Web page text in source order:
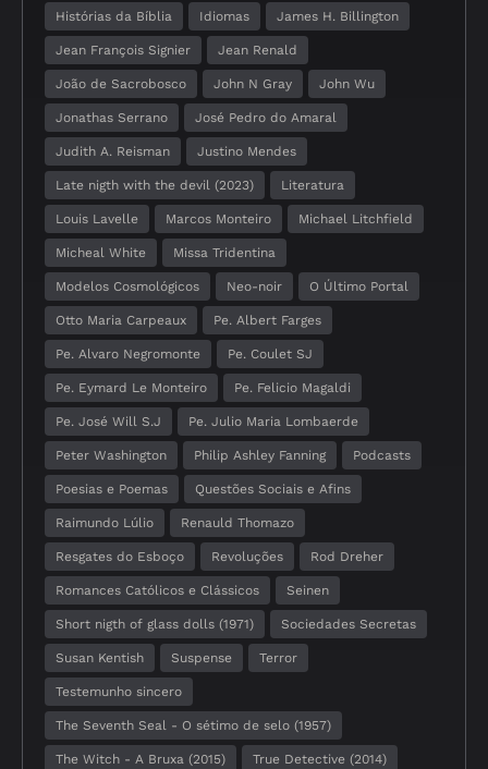
Histórias da Bíblia Idiomas James H. Billington
Jean François Signier Jean Renald
João de Sacrobosco John N Gray John Wu
Jonathas Serrano José Pedro do Amaral
Judith A. Reisman Justino Mendes
Late nigth with the devil (2023) Literatura
Louis Lavelle Marcos Monteiro Michael Litchfield
Micheal White Missa Tridentina
Modelos Cosmológicos Neo-noir O Último Portal
Otto Maria Carpeaux Pe. Albert Farges
Pe. Alvaro Negromonte Pe. Coulet SJ
Pe. Eymard Le Monteiro Pe. Felicio Magaldi
Pe. José Will S.J Pe. Julio Maria Lombaerde
Peter Washington Philip Ashley Fanning Podcasts
Poesias e Poemas Questões Sociais e Afins
Raimundo Lúlio Renauld Thomazo
Resgates do Esboço Revoluções Rod Dreher
Romances Católicos e Clássicos Seinen
Short nigth of glass dolls (1971) Sociedades Secretas
Susan Kentish Suspense Terror
Testemunho sincero
The Seventh Seal - O sétimo de selo (1957)
The Witch - A Bruxa (2015) True Detective (2014)